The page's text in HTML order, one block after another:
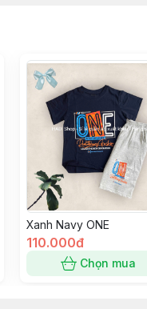
Xanh Navy ONE
110.000đ
Chọn mua